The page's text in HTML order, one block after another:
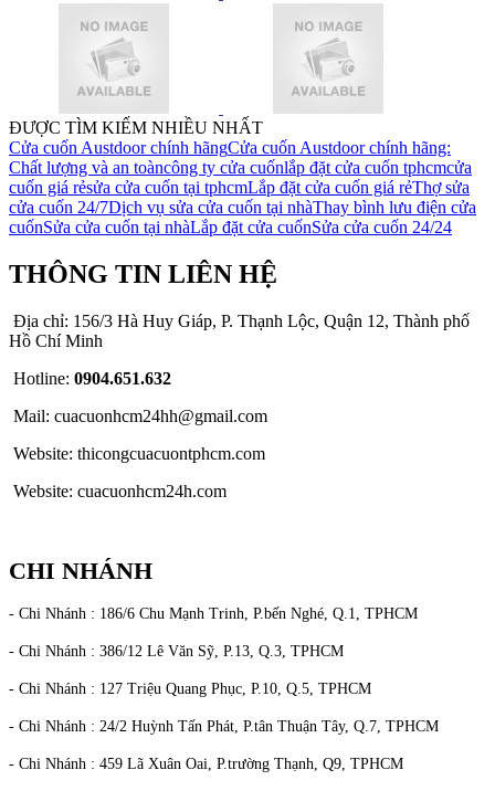
ĐƯỢC TÌM KIẾM NHIỀU NHẤT
Cửa cuốn Austdoor chính hãngCửa cuốn Austdoor chính hãng:
Chất lượng và an toàncông ty cửa cuốnlắp đặt cửa cuốn tphcmcửa
cuốn giá rẻsửa cửa cuốn tại tphcmLắp đặt cửa cuốn giá rẻThợ sửa
cửa cuốn 24/7Dịch vụ sửa cửa cuốn tại nhàThay bình lưu điện cửa
cuốnSửa cửa cuốn tại nhàLắp đặt cửa cuốnSửa cửa cuốn 24/24
THÔNG TIN LIÊN HỆ
Địa chỉ: 156/3 Hà Huy Giáp, P. Thạnh Lộc, Quận 12, Thành phố
Hồ Chí Minh
Hotline: 0904.651.632
Mail: cuacuonhcm24hh@gmail.com
Website: thicongcuacuontphcm.com
Website: cuacuonhcm24h.com
CHI NHÁNH
- Chi Nhánh : 186/6 Chu Mạnh Trinh, P.bến Nghé, Q.1, TPHCM
- Chi Nhánh : 386/12 Lê Văn Sỹ, P.13, Q.3, TPHCM
- Chi Nhánh : 127 Triệu Quang Phục, P.10, Q.5, TPHCM
- Chi Nhánh : 24/2 Huỳnh Tấn Phát, P.tân Thuận Tây, Q.7, TPHCM
- Chi Nhánh : 459 Lã Xuân Oai, P.trường Thạnh, Q9, TPHCM